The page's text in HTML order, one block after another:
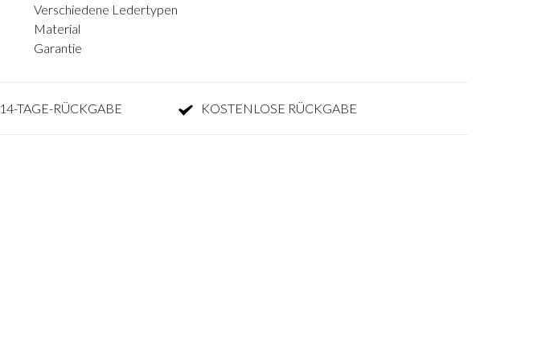
Verschiedene Ledertypen
Material
Garantie
14-TAGE-RÜCKGABE KOSTENLOSE RÜCKGABE